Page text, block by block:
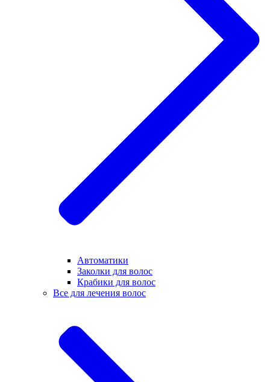
Автоматики
Заколки для волос
Крабики для волос
Все для лечения волос